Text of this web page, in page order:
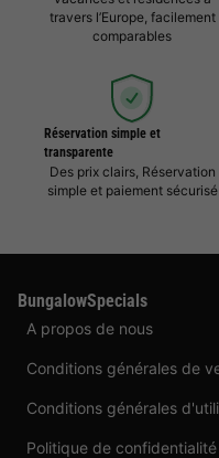
travers l’Europe, facilement
comparables
Réservation simple et
transparente
Des prix clairs, Réservation
simple et paiement sécurisé
BungalowSpecials
A propos de nous
Conditions générales de
Conditions générales
Politique de confidentialité